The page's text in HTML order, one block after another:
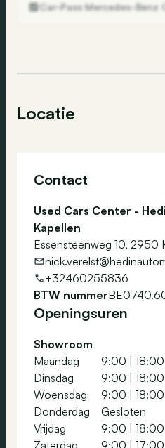
Car-Pass Mercedes-Benz
Locatie
Contact
Used Cars Center -
Kapellen
Essensteenweg 10, 2950
+32460255836
BTW nummer
Openingsuren
Showroom
Maandag
9:00
18:00
Dinsdag
9:00
18:00
Woensdag
9:00
18:00
Donderdag
Gesloten
Vrijdag
9:00
18:00
Zaterdag
9:00
17:00